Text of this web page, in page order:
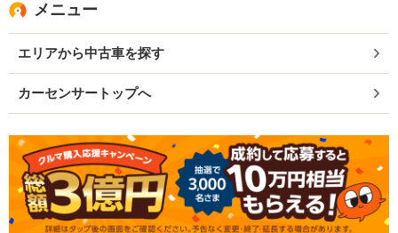
メニュー
エリアから中古車を探す
カーセンサートップへ